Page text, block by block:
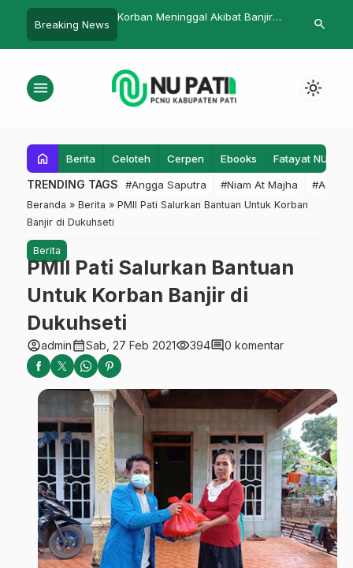
Breaking News
Sinomwidodo
Jadi 2 Orang
Ma’arif NU Kabupaten Pekalongan
Kerjasama
70 Kiai Pati
search
menu light_mode
home Berita Celoteh Cerpen Ebooks Fatayat NU
TRENDING TAGS #Angga Saputra #Niam At Majha #Admin
Beranda » Berita » PMII Pati Salurkan Bantuan Untuk Korban
Banjir di Dukuhseti
Berita
PMII Pati Salurkan Bantuan
Untuk Korban Banjir di
Dukuhseti
account_circleadmincalendar_monthSab, 27 Feb 2021visibility394comment0 komentar